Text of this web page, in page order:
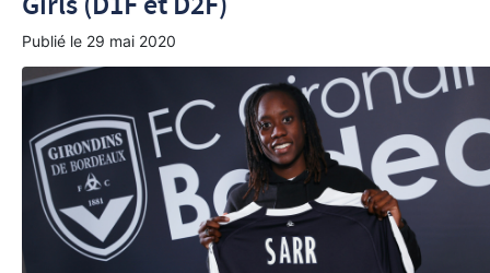
Publié le 29 mai 2020